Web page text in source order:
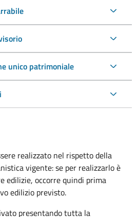
unico patrimoniale
realizzato nel rispetto della
vigente: se per realizzarlo è
edilizie, occorre quindi prima
edilizio previsto.
presentando tutta la